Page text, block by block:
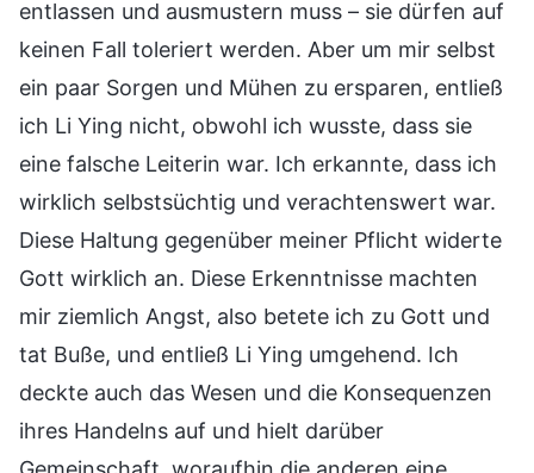
entlassen und ausmustern muss – sie dürfen auf
keinen Fall toleriert werden. Aber um mir selbst
ein paar Sorgen und Mühen zu ersparen, entließ
ich Li Ying nicht, obwohl ich wusste, dass sie
eine falsche Leiterin war. Ich erkannte, dass ich
wirklich selbstsüchtig und verachtenswert war.
Diese Haltung gegenüber meiner Pflicht widerte
Gott wirklich an. Diese Erkenntnisse machten
mir ziemlich Angst, also betete ich zu Gott und
tat Buße, und entließ Li Ying umgehend. Ich
deckte auch das Wesen und die Konsequenzen
ihres Handelns auf und hielt darüber